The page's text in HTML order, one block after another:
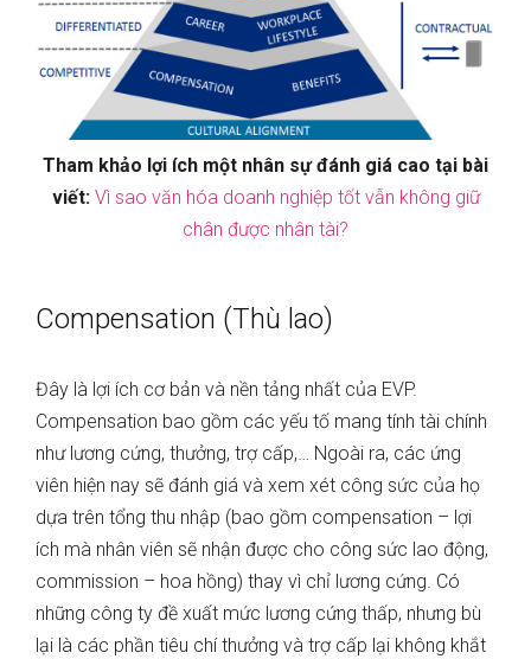
Tham khảo lợi ích một nhân sự đánh giá cao tại bài
viết: Vì sao văn hóa doanh nghiệp tốt vẫn không giữ
chân được nhân tài?
Compensation (Thù lao)
Đây là lợi ích cơ bản và nền tảng nhất của EVP.
Compensation bao gồm các yếu tố mang tính tài chính
như lương cứng, thưởng, trợ cấp,… Ngoài ra, các ứng
viên hiện nay sẽ đánh giá và xem xét công sức của họ
dựa trên tổng thu nhập (bao gồm compensation – lợi
ích mà nhân viên sẽ nhận được cho công sức lao động,
commission – hoa hồng) thay vì chỉ lương cứng. Có
những công ty đề xuất mức lương cứng thấp, nhưng bù
lại là các phần tiêu chí thưởng và trợ cấp lại không khắt